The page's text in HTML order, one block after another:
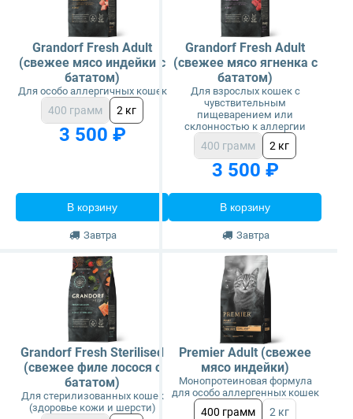
Grandorf Fresh Adult
(свежее мясо индейки с
бататом)
Для особо аллергичных кошек
400 грамм 2 кг
3 500 ₽
В корзину
Завтра
Grandorf Fresh Adult
(свежее мясо ягненка с
бататом)
Для взрослых кошек с
чувствительным
пищеварением или
склонностью к аллергии
400 грамм 2 кг
3 500 ₽
В корзину
Завтра
Grandorf Fresh Sterilised
(свежее филе лосося с
бататом)
Для стерилизованных кошек
(здоровье кожи и шерсти)
Premier Adult (свежее
мясо индейки)
Монопротеиновая формула
для особо аллергенных кошек
400 грамм 2 кг